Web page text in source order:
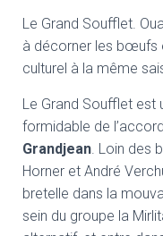
Le Grand Soufflet.
à décorner les bœufs
culturel à la même
Le Grand Soufflet est
formidable de
Grandjean. Loin des
Horner et André
bretelle dans la
sein du groupe la